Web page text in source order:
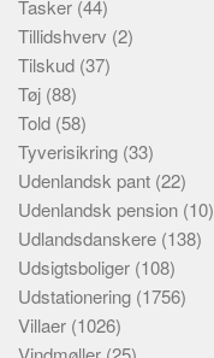
Tasker (44)
Tillidshverv (2)
Tilskud (37)
Tøj (88)
Told (58)
Tyverisikring (33)
Udenlandsk pant (22)
Udenlandsk pension (10)
Udlandsdanskere (138)
Udsigtsboliger (108)
Udstationering (1756)
Villaer (1026)